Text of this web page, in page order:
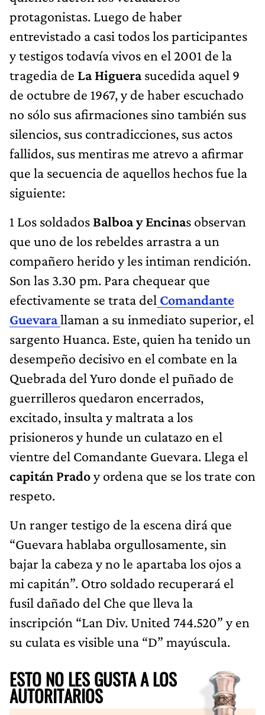
protagonistas. Luego de haber
entrevistado a casi todos los participantes
y testigos todavía vivos en el 2001 de la
tragedia de La Higuerasucedida aquel 9
de octubre de 1967, y de haber escuchado
no sólo sus afirmaciones sino también sus
silencios, sus contradicciones, sus actos
fallidos, sus mentiras me atrevo a afirmar
que la secuencia de aquellos hechos fue la
siguiente:
1 Los soldados Balboa y Encinas observan
que uno de los rebeldes arrastra a un
compañero herido y les intiman rendición.
Son las 3.30 pm. Para chequear que
efectivamente se trata del Comandante
Guevarallaman a su inmediato superior, el
sargento Huanca. Este, quien ha tenido un
desempeño decisivo en el combate en la
Quebrada del Yuro donde el puñado de
guerrilleros quedaron encerrados,
excitado, insulta y maltrata a los
prisioneros y hunde un culatazo en el
vientre del Comandante Guevara. Llega el
capitán Pradoy ordena que se los trate con
respeto.
Un ranger testigo de la escena dirá que
“Guevara hablaba orgullosamente, sin
bajar la cabeza y no le apartaba los ojos a
mi capitán”. Otro soldado recuperará el
fusil dañado del Che que lleva la
inscripción “Lan Div. United 744.520” y en
su culata es visible una “D” mayúscula.
ESTO NO LES GUSTA A LOS
AUTORITARIOS